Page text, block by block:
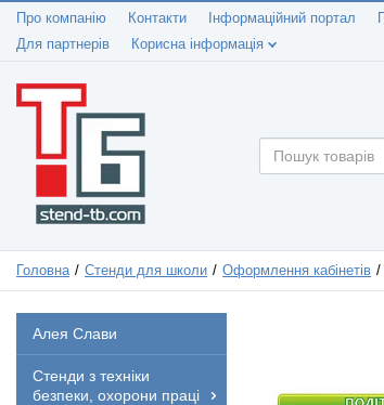
Про компанію Контакти Інформаційний портал
Для партнерів
Корисна інформація
Головна Стенди для школи Оформлення кабінетів
Алея Слави
Стенди з техніки
безпеки, охорони праці